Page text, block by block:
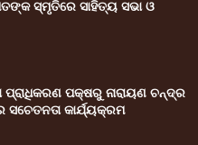
ସ୍ମୃତିରେ ସାହିତ୍ୟ ସଭା ଓ
ପ୍ରାଧିକରଣ ପକ୍ଷରୁ ନାରାୟଣ ଚନ୍ଦ୍ର
କାର୍ଯ୍ୟକ୍ରମ